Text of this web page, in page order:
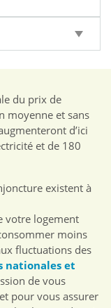
du prix de
moyenne et sans
d’ici
et de 180
existent à
votre logement
moins
fluctuations des
nationales et
de vous
pour vous assurer